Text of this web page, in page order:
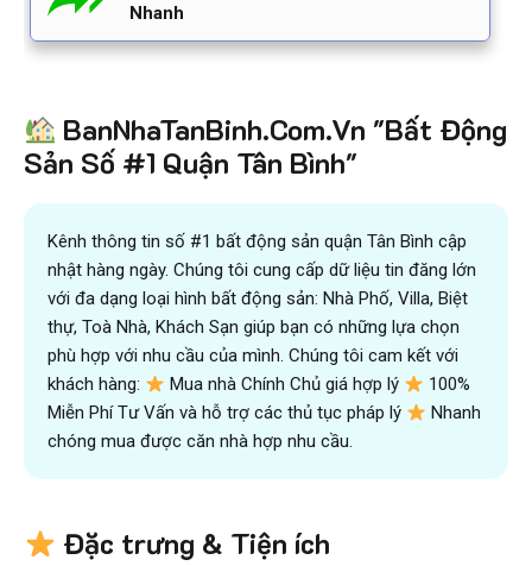
Nhanh
BanNhaTanBinh.Com.Vn "Bất Động
Sản Số #1 Quận Tân Bình"
Kênh thông tin số #1 bất động sản quận Tân Bình cập
nhật hàng ngày. Chúng tôi cung cấp dữ liệu tin đăng lớn
với đa dạng loại hình bất động sản: Nhà Phố, Villa, Biệt
thự, Toà Nhà, Khách Sạn giúp bạn có những lựa chọn
phù hợp với nhu cầu của mình. Chúng tôi cam kết với
khách hàng:
Mua nhà Chính Chủ giá hợp lý
100%
Miễn Phí Tư Vấn và hỗ trợ các thủ tục pháp lý
Nhanh
chóng mua được căn nhà hợp nhu cầu.
Đặc trưng & Tiện ích